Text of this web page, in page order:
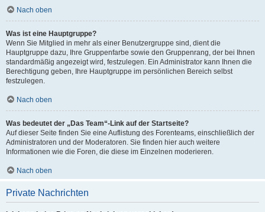
Nach oben
Was ist eine Hauptgruppe?
Wenn Sie Mitglied in mehr als einer Benutzergruppe sind, dient die
Hauptgruppe dazu, Ihre Gruppenfarbe sowie den Gruppenrang, der bei Ihnen
standardmäßig angezeigt wird, festzulegen. Ein Administrator kann Ihnen die
Berechtigung geben, Ihre Hauptgruppe im persönlichen Bereich selbst
festzulegen.
Nach oben
Was bedeutet der „Das Team“-Link auf der Startseite?
Auf dieser Seite finden Sie eine Auflistung des Forenteams, einschließlich der
Administratoren und der Moderatoren. Sie finden hier auch weitere
Informationen wie die Foren, die diese im Einzelnen moderieren.
Nach oben
Private Nachrichten